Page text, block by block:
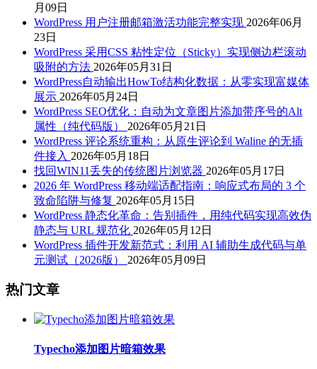
月09日
WordPress 用户注册邮箱激活功能完整实现 2026年06月
23日
WordPress 采用CSS 粘性定位（Sticky）实现侧边栏滚动
吸附的方法 2026年05月31日
WordPress自动输出HowTo结构化数据：从零实现富媒体
展示 2026年05月24日
WordPress SEO优化：自动为文章图片添加带序号的Alt
属性（纯代码版） 2026年05月21日
WordPress 评论系统重构：从原生评论到 Waline 的无插
件接入 2026年05月18日
找回WIN11丢失的传统图片浏览器 2026年05月17日
2026 年 WordPress 移动端适配指南：响应式布局的 3 个
致命陷阱与修复 2026年05月15日
WordPress 静态化革命：告别插件，用纯代码实现高效伪
静态与 URL 规范化 2026年05月12日
WordPress 插件开发新范式：利用 AI 辅助生成代码与单
元测试（2026版） 2026年05月09日
热门文章
Typecho添加图片暗箱效果